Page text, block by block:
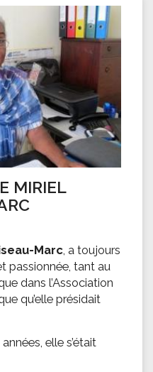
MIRIEL
Marc , a toujours
passionnée, tant au
dans l’Association
qu’elle présidait
elle s’était